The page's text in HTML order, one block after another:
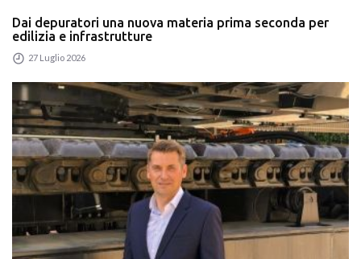
Dai depuratori una nuova materia prima seconda per
edilizia e infrastrutture
27 Luglio 2026